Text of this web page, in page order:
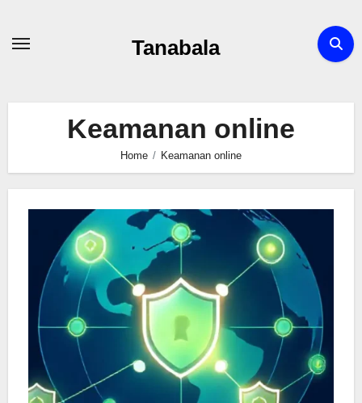
Tanabala
Keamanan online
Home Keamanan online